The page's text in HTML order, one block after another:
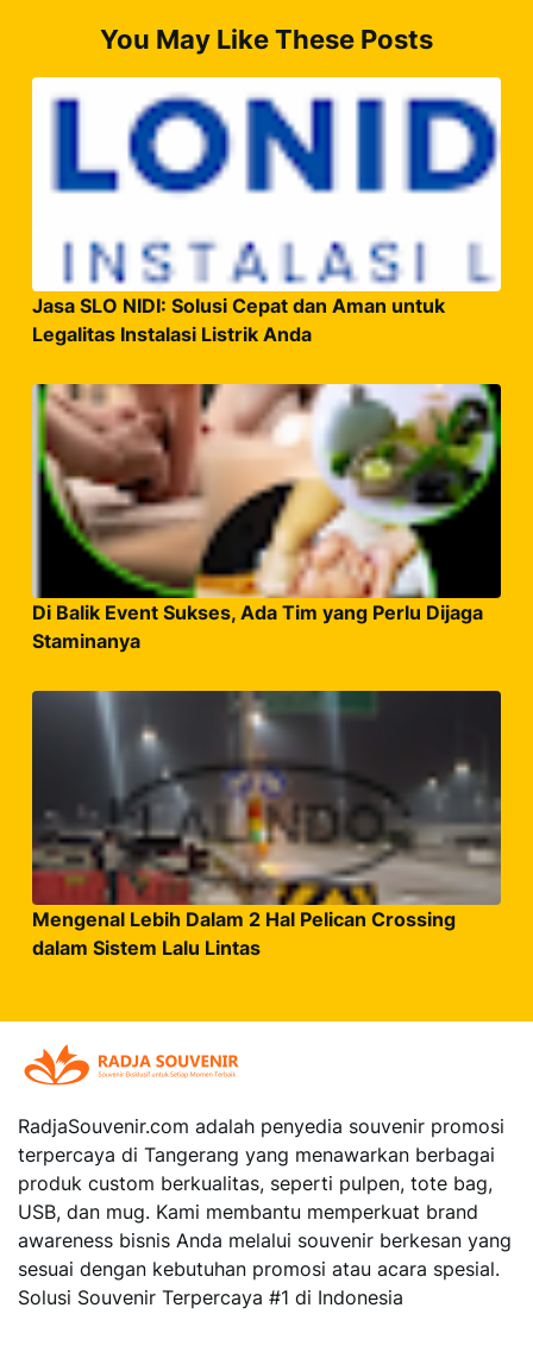
You May Like These Posts
Jasa SLO NIDI: Solusi Cepat dan Aman untuk
Legalitas Instalasi Listrik Anda
Di Balik Event Sukses, Ada Tim yang Perlu Dijaga
Staminanya
Mengenal Lebih Dalam 2 Hal Pelican Crossing
dalam Sistem Lalu Lintas
RadjaSouvenir.com adalah penyedia souvenir promosi
terpercaya di Tangerang yang menawarkan berbagai
produk custom berkualitas, seperti pulpen, tote bag,
USB, dan mug. Kami membantu memperkuat brand
awareness bisnis Anda melalui souvenir berkesan yang
sesuai dengan kebutuhan promosi atau acara spesial.
Solusi Souvenir Terpercaya #1 di Indonesia